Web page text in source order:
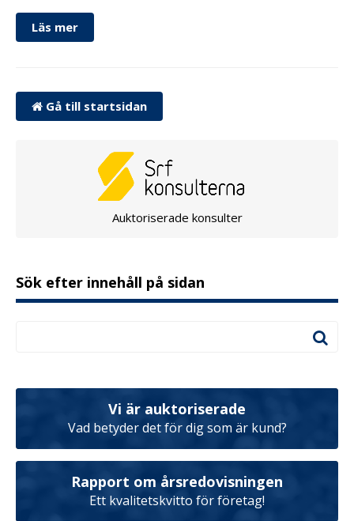
Läs mer
Gå till startsidan
Auktoriserade konsulter
Sök efter innehåll på sidan
Vi är auktoriserade
Vad betyder det för dig som är kund?
Rapport om årsredovisningen
Ett kvalitetskvitto för företag!